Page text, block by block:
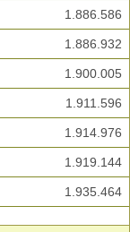
1.886.586
1.886.932
1.900.005
1.911.596
1.914.976
1.919.144
1.935.464